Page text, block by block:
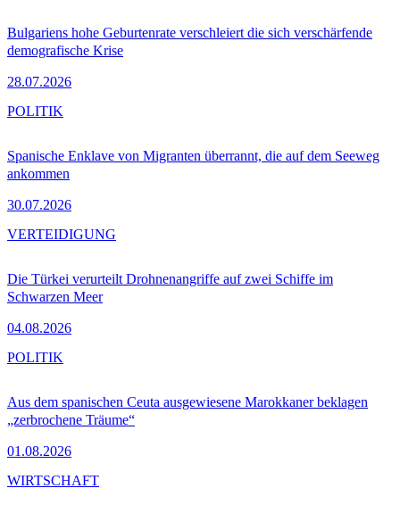
Bulgariens hohe Geburtenrate verschleiert die sich verschärfende
demografische Krise
28.07.2026
Spanische Enklave von Migranten überrannt, die auf dem Seeweg
ankommen
30.07.2026
POLITIK
Die Türkei verurteilt Drohnenangriffe auf zwei Schiffe im
Schwarzen Meer
04.08.2026
VERTEIDIGUNG
Aus dem spanischen Ceuta ausgewiesene Marokkaner beklagen
„zerbrochene Träume“
01.08.2026
POLITIK
WIRTSCHAFT